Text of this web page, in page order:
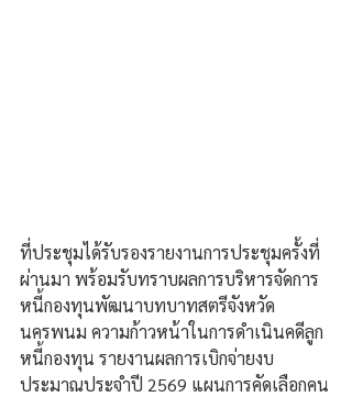
ที่ประชุมได้รับรองรายงานการประชุมครั้งที่
ผ่านมา พร้อมรับทราบผลการบริหารจัดการ
หนี้กองทุนพัฒนาบทบาทสตรีจังหวัด
นครพนม ความก้าวหน้าในการดำเนินคดีลูก
หนี้กองทุน รายงานผลการเบิกจ่ายงบ
ประมาณประจำปี 2569 แผนการคัดเลือกคน